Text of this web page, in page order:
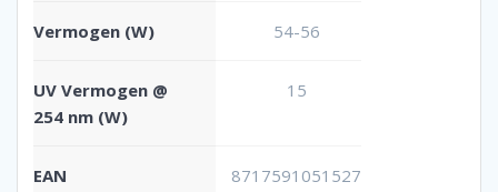
Vermogen (W) 54-56
UV Vermogen @
254 nm (W)
15
EAN 8717591051527